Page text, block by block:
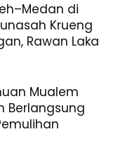
di
Krueng
Rawan Laka
Mualem
Berlangsung